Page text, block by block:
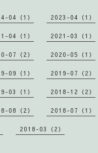
04（1） 2023-04（1）
04（1） 2021-03（1）
07（2） 2020-05（1）
09（1） 2019-07（2）
03（1） 2018-12（2）
08（2） 2018-07（1）
2018-03（2）